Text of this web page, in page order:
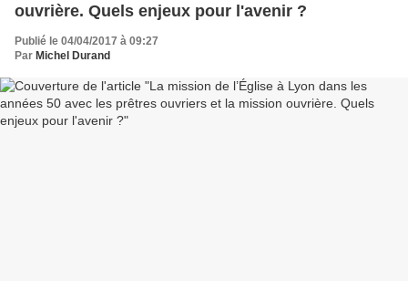
ouvrière. Quels enjeux pour l'avenir ?
Publié le 04/04/2017 à 09:27
Par Michel Durand